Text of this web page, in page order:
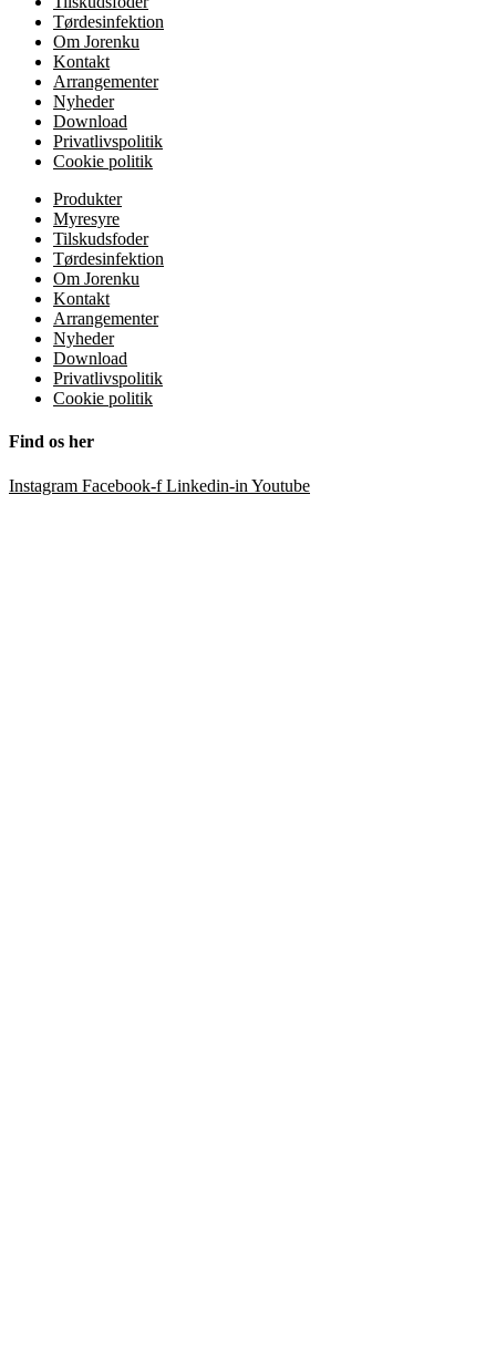
Tørdesinfektion
Om Jorenku
Kontakt
Arrangementer
Nyheder
Download
Privatlivspolitik
Cookie politik
Produkter
Myresyre
Tilskudsfoder
Tørdesinfektion
Om Jorenku
Kontakt
Arrangementer
Nyheder
Download
Privatlivspolitik
Cookie politik
Find os her
Instagram Facebook-f Linkedin-in Youtube